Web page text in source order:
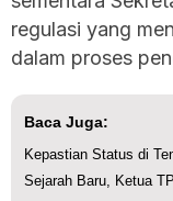
regulasi yang
dalam proses
Baca Juga:
Kepastian Status di
Sejarah Baru, Ketua